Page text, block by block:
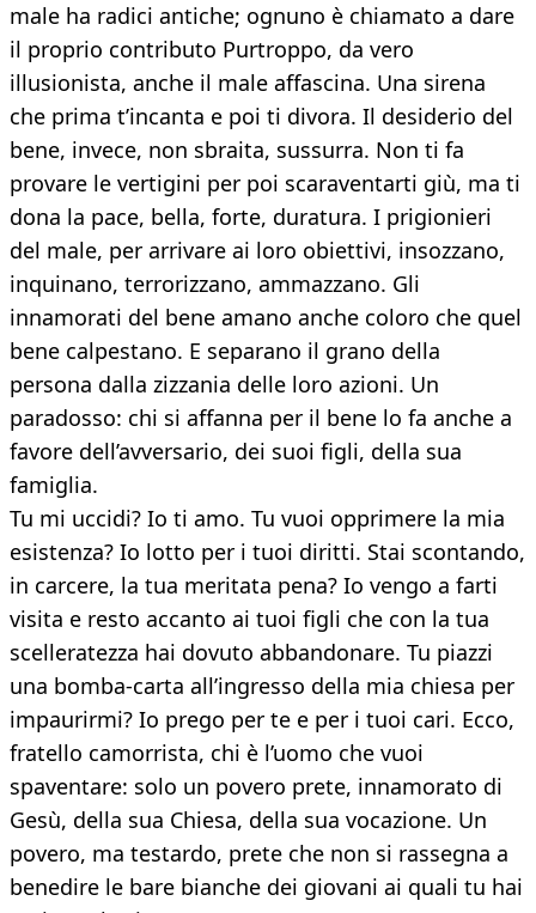
male ha radici antiche; ognuno è chiamato a dare
il proprio contributo Purtroppo, da vero
illusionista, anche il male affascina. Una sirena
che prima t’incanta e poi ti divora. Il desiderio del
bene, invece, non sbraita, sussurra. Non ti fa
provare le vertigini per poi scaraventarti giù, ma ti
dona la pace, bella, forte, duratura. I prigionieri
del male, per arrivare ai loro obiettivi, insozzano,
inquinano, terrorizzano, ammazzano. Gli
innamorati del bene amano anche coloro che quel
bene calpestano. E separano il grano della
persona dalla zizzania delle loro azioni. Un
paradosso: chi si affanna per il bene lo fa anche a
favore dell’avversario, dei suoi figli, della sua
famiglia.
Tu mi uccidi? Io ti amo. Tu vuoi opprimere la mia
esistenza? Io lotto per i tuoi diritti. Stai scontando,
in carcere, la tua meritata pena? Io vengo a farti
visita e resto accanto ai tuoi figli che con la tua
scelleratezza hai dovuto abbandonare. Tu piazzi
una bomba-carta all’ingresso della mia chiesa per
impaurirmi? Io prego per te e per i tuoi cari. Ecco,
fratello camorrista, chi è l’uomo che vuoi
spaventare: solo un povero prete, innamorato di
Gesù, della sua Chiesa, della sua vocazione. Un
povero, ma testardo, prete che non si rassegna a
benedire le bare bianche dei giovani ai quali tu hai